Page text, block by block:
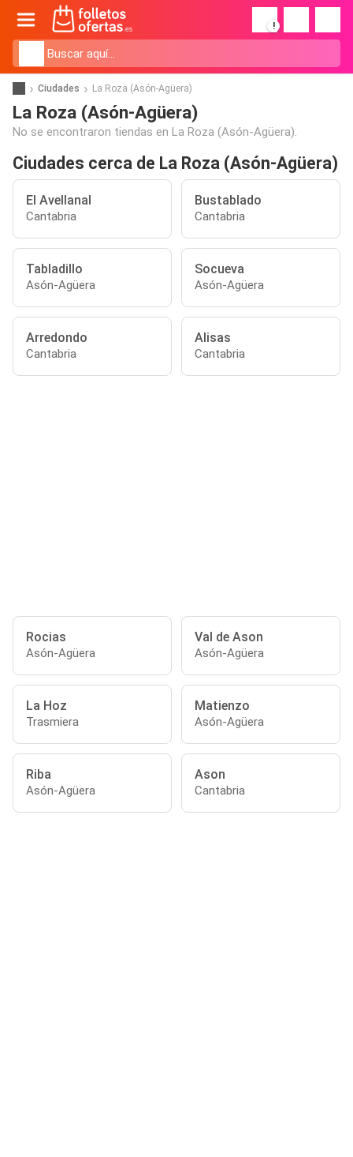
!
Ciudades La Roza (Asón-Agüera)
La Roza (Asón-Agüera)
No se encontraron tiendas en La Roza (Asón-Agüera).
Ciudades cerca de La Roza (Asón-Agüera)
El Avellanal
Cantabria
Bustablado
Cantabria
Tabladillo
Asón-Agüera
Socueva
Asón-Agüera
Arredondo
Cantabria
Alisas
Cantabria
Rocias
Asón-Agüera
Val de Ason
Asón-Agüera
La Hoz
Trasmiera
Matienzo
Asón-Agüera
Riba
Asón-Agüera
Ason
Cantabria